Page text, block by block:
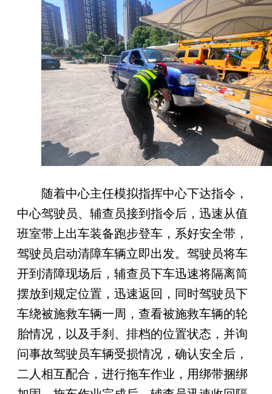
随着中心主任模拟指挥中心下达指令，
中心驾驶员、 辅查员接到指令后，迅速从值
班室带上出车装备跑步登车，系好安全带，
驾驶员启动清障车辆立即出发。 驾驶员将车
开到清障现场后， 辅查员下车迅速将隔离筒
摆放到规定位置，迅速返回，同时驾驶员下
车绕被施救车辆一周，查看被施救车辆的轮
胎情况，以及手刹、排档的位置状态，并询
问事故驾驶员车辆受损情况，确认安全后，
二人相互配合，进行拖车作业，用绑带捆绑